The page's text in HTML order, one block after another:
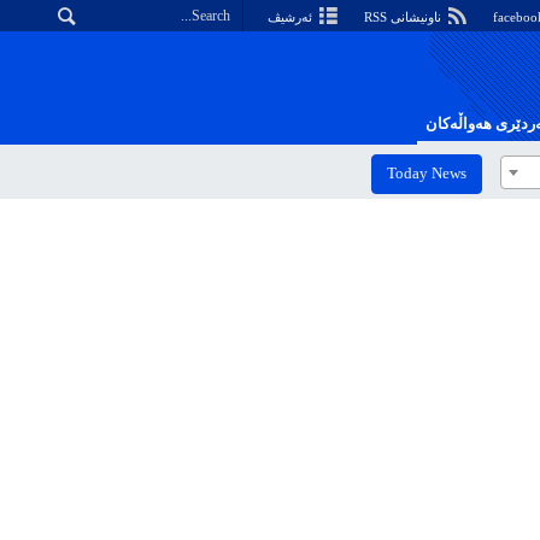
ناونیشانی RSS ئەرشیڤ
هەواڵەکان
Today News